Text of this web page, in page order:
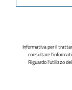
Informativa per il
consultare
Riguardo l'utilizzo